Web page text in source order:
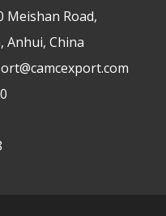
Meishan Road,
Anhui, China